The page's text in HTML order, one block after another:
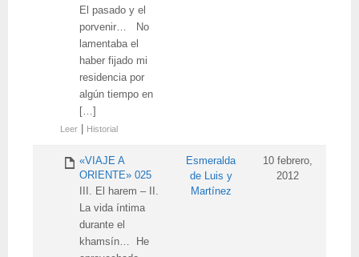
El pasado y el
porvenir… No
lamentaba el
haber fijado mi
residencia por
algún tiempo en
[…]
Leer Historial
«VIAJE A
ORIENTE» 025
III. El harem – II.
La vida íntima
durante el
khamsín… He
Esmeralda
de Luis y
Martínez
10 febrero,
2012